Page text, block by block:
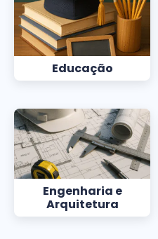
Educação
Engenharia e
Arquitetura